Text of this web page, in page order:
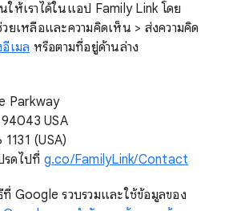
ห้เราได้ในแอป Family Link โดย
ยเหลือและความคิดเห็น > ส่งความคิด
เมล หรือตามที่อยู่ด้านล่าง
Parkway
USA
(USA)
รดไปที่ g.co/FamilyLink/Contact
ที่ Google รวบรวมและใช้ข้อมูลของ